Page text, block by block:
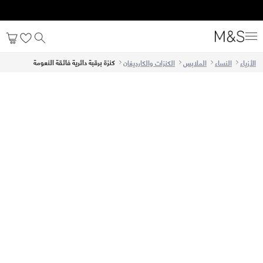
الأزياء النساء الملابس الكنزات والكارديغان كنزة برقبة دائرية فائقة النعومة